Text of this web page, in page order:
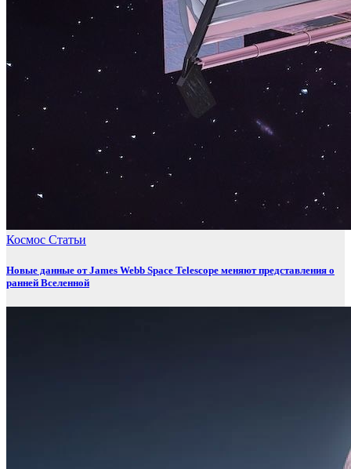
Космос Статьи
Новые данные от James Webb Space Telescope меняют представления о
ранней Вселенной